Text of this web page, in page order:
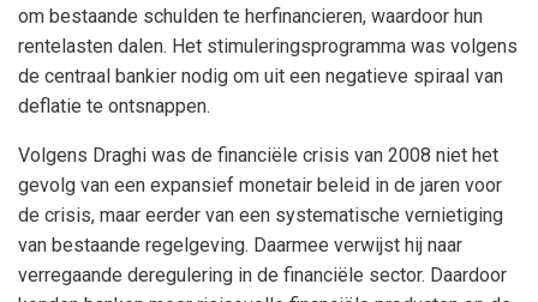
om bestaande schulden te herfinancieren, waardoor hun
rentelasten dalen. Het stimuleringsprogramma was volgens
de centraal bankier nodig om uit een negatieve spiraal van
deflatie te ontsnappen.
Volgens Draghi was de financiële crisis van 2008 niet het
gevolg van een expansief monetair beleid in de jaren voor
de crisis, maar eerder van een systematische vernietiging
van bestaande regelgeving. Daarmee verwijst hij naar
verregaande deregulering in de financiële sector. Daardoor